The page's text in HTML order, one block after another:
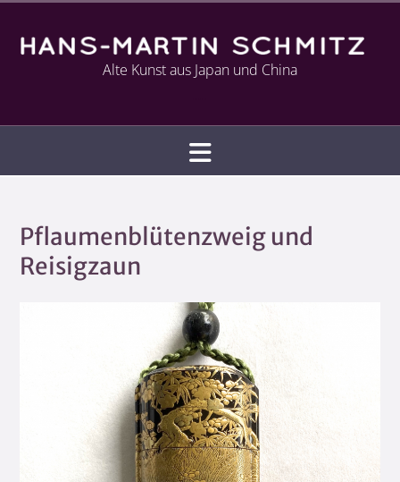
Alte Kunst aus Japan und China
Pflaumenblütenzweig und
Reisigzaun